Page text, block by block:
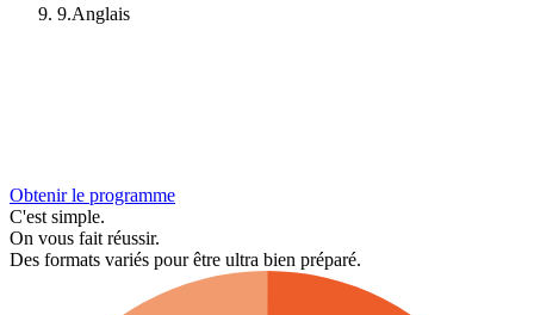
9.Anglais
Obtenir le programme
C'est simple.
On vous fait réussir.
Des formats variés pour être ultra bien préparé.